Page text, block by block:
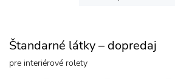
Štandarné látky – dopredaj
pre interiérové rolety